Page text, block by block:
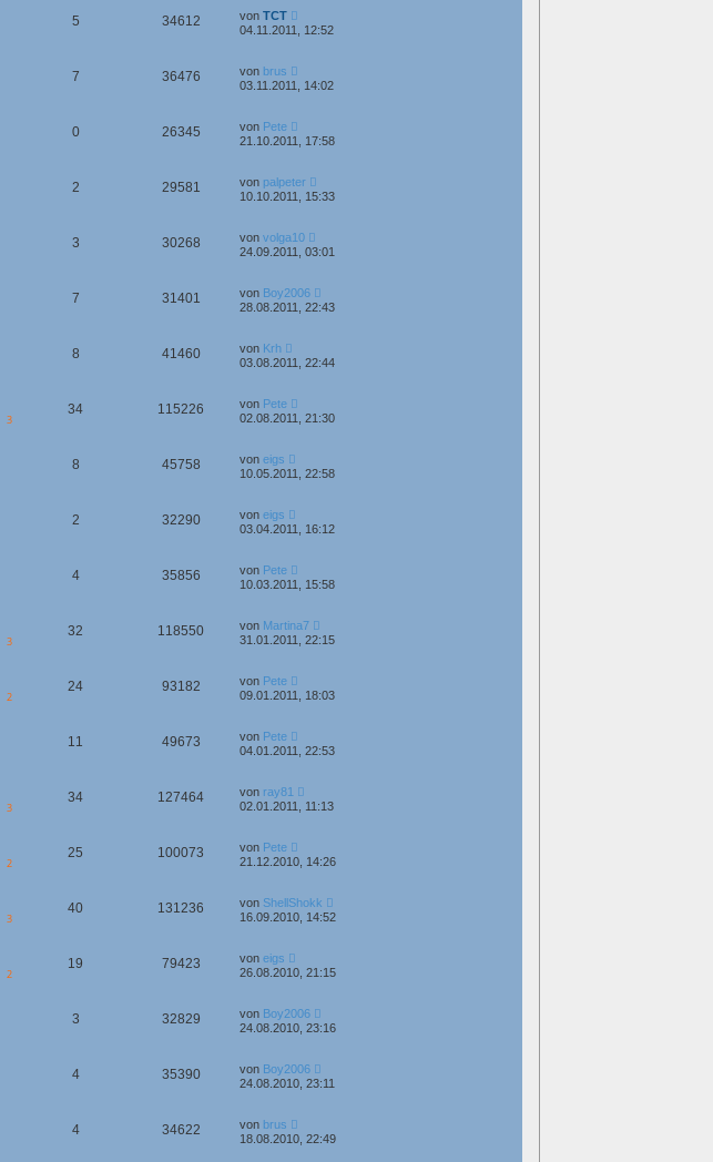
5 34612 von TCT
04.11.2011, 12:52
7 36476 von brus
03.11.2011, 14:02
0 26345 von Pete
21.10.2011, 17:58
2 29581 von palpeter
10.10.2011, 15:33
3 30268 von volga10
24.09.2011, 03:01
7 31401 von Boy2006
28.08.2011, 22:43
8 41460 von Krh
03.08.2011, 22:44
3
34 115226 von Pete
02.08.2011, 21:30
8 45758 von eigs
10.05.2011, 22:58
2 32290 von eigs
03.04.2011, 16:12
4 35856 von Pete
10.03.2011, 15:58
3
32 118550 von Martina7
31.01.2011, 22:15
2
24 93182 von Pete
09.01.2011, 18:03
11 49673 von Pete
04.01.2011, 22:53
3
34 127464 von ray81
02.01.2011, 11:13
2
25 100073 von Pete
21.12.2010, 14:26
3
40 131236 von ShellShokk
16.09.2010, 14:52
2
19 79423 von eigs
26.08.2010, 21:15
3 32829 von Boy2006
24.08.2010, 23:16
4 35390 von Boy2006
24.08.2010, 23:11
4 34622 von brus
18.08.2010, 22:49